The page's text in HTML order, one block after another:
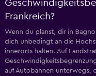
Frankreich?
Wenn du planst, dir in
dich unbedingt an die
innerorts halten. Auf
auf Autobahnen unterwegs,